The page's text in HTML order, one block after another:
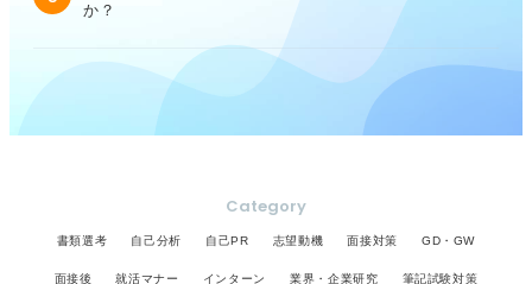
か？
Category
書類選考 自己分析 自己PR 志望動機 面接対策 GD・GW
面接後 就活マナー インターン 業界・企業研究 筆記試験対策